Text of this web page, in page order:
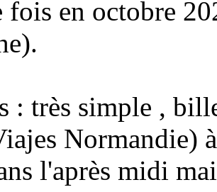
fois en octobre
: très simple ,
Normandie)
l'après midi